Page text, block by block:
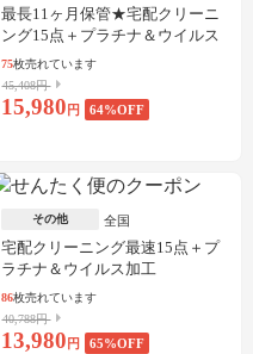
最長11ヶ月保管★宅配クリーニ
ング15点＋プラチナ＆ウイルス
加工
75枚売れています
45,408円
15,980 円 64%OFF
その他 全国
宅配クリーニング最速15点＋プ
ラチナ＆ウイルス加工
86枚売れています
40,788円
13,980 円 65%OFF